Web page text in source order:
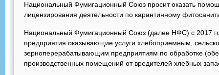
Национальный Фумигационный Союз просит оказать
лицензирования деятельности по карантинному
Национальный Фумигационный Союз (далее НФС) с 2017
предприятия оказывающие услуги хлебоприемным,
зерноперерабатывающим предприятиям по обработке
производственных помещений от вредителей хлебных